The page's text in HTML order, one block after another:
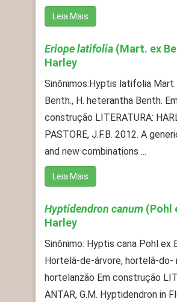
Leia Mais
Eriope latifolia (Mart. ex
Harley
Sinônimos:Hyptis latifolia
Benth., H. heterantha Benth.
construção LITERATURA:
PASTORE, J.F.B. 2012. A
and new combinations ...
Leia Mais
Hyptidendron canum (Pohl
Harley
Sinônimo: Hyptis cana Pohl ex
Hortelã-de-árvore, hortelã-do-
hortelanzão Em construção
ANTAR, G.M. Hyptidendron in